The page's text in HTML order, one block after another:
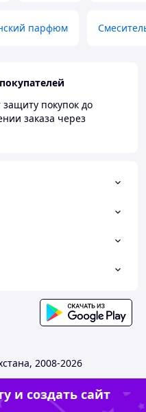
парфюм
защиту покупок до
заказа через
2008-2026
и создать сайт